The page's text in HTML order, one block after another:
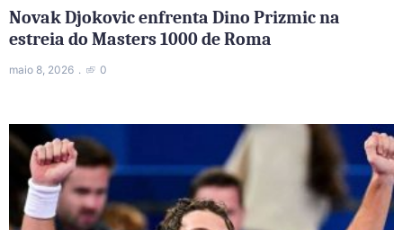
Novak Djokovic enfrenta Dino Prizmic na
estreia do Masters 1000 de Roma
maio 8, 2026 0